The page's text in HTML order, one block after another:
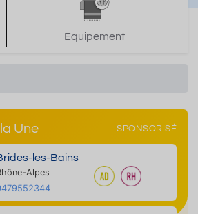
Equipement
Une SPONSORISÉ
les-Bains
Alpes